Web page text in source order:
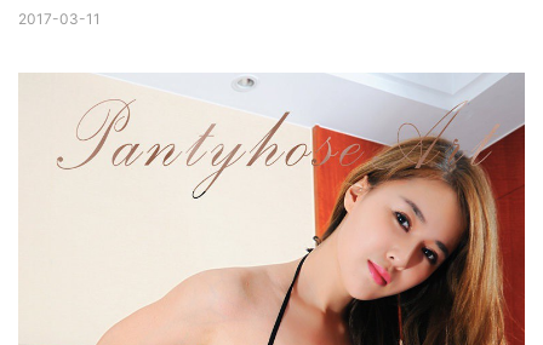
2017-03-11